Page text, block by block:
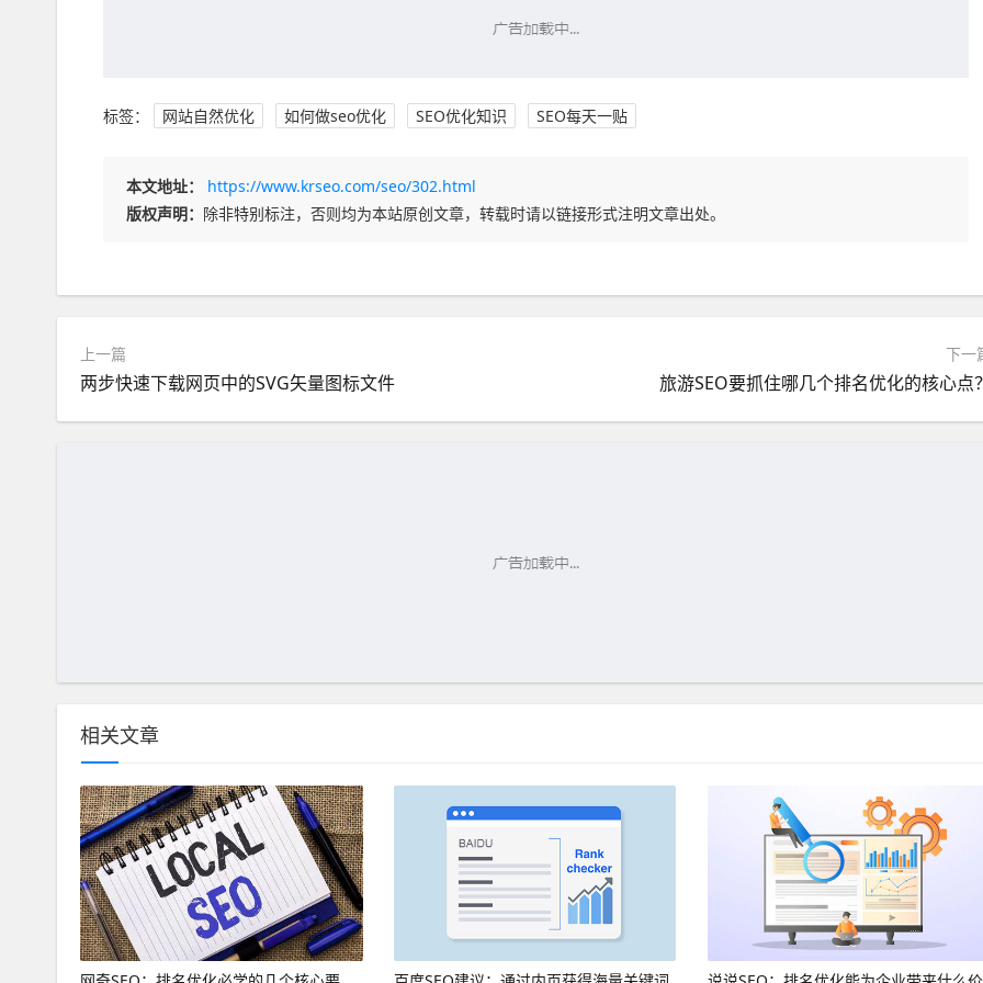
标签： 网站自然优化 如何做seo优化 SEO优化知识 SEO每天一贴
本文地址：
https://www.krseo.com/seo/302.html
版权声明： 除非特别标注，否则均为本站原创文章，转载时请以链接形式注明文章出处。
上一篇
两步快速下载网页中的SVG矢量图标文件
下一
旅游SEO要抓住哪几个排名优化的核心点
相关文章